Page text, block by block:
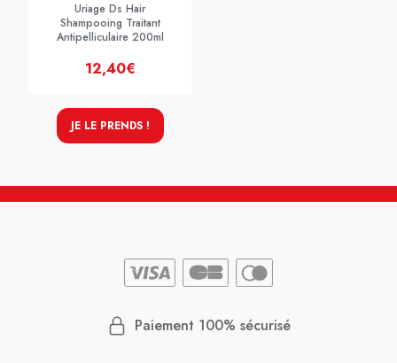
Uriage Ds Hair
Shampooing Traitant
Antipelliculaire 200ml
12,40€
JE LE PRENDS !
Paiement 100% sécurisé